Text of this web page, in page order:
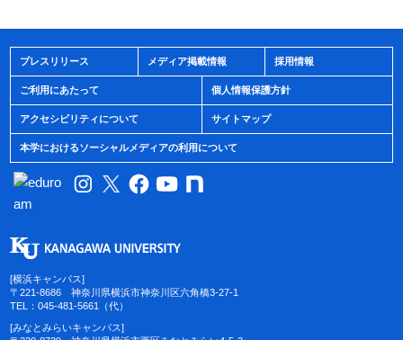
プレスリリース メディア掲載情報 採用情報
ご利用にあたって 個人情報保護方針
アクセシビリティについて サイトマップ
本学におけるソーシャルメディアの利用について
[横浜キャンパス]
〒221-8686 神奈川県横浜市神奈川区六角橋3-27-1
TEL：045-481-5661（代）
[みなとみらいキャンパス]